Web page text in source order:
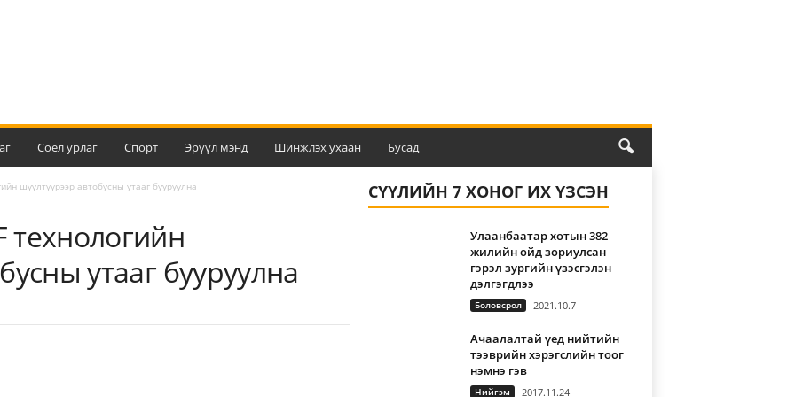
Соёл урлаг Спорт Эрүүл мэнд Шинжлэх ухаан Бусад
шүүлтүүрээр автобусны утааг бууруулна
утааг бууруулна
СҮҮЛИЙН 7 ХОНОГ ИХ ҮЗСЭН
Улаанбаатар хотын 382
жилийн ойд зориулсан
гэрэл зургийн үзэсгэлэн
дэлгэгдлээ
Боловсрол 2021.10.7
Ачаалалтай үед нийтийн
тээврийн хэрэгслийн тоог
нэмнэ гэв
Нийгэм 2017.11.24